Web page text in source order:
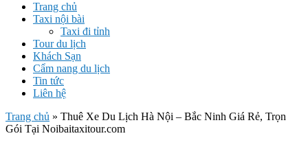
Trang chủ
Taxi nội bài
Taxi đi tỉnh
Tour du lịch
Khách Sạn
Cẩm nang du lịch
Tin tức
Liên hệ
Trang chủ » Thuê Xe Du Lịch Hà Nội – Bắc Ninh Giá Rẻ, Trọn
Gói Tại Noibaitaxitour.com